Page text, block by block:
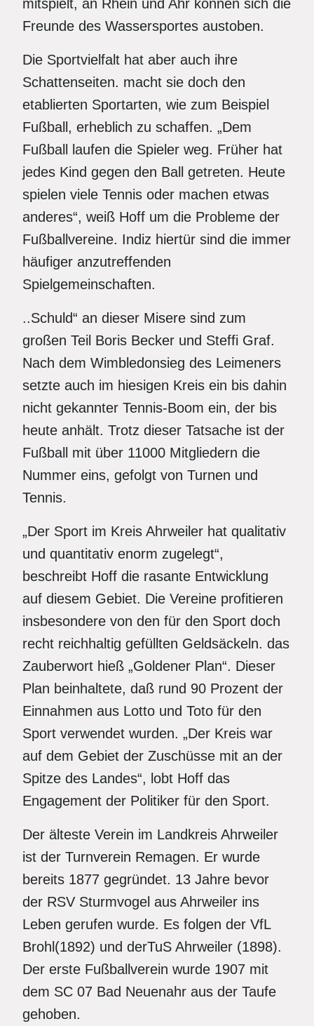
mitspielt, an Rhein und Ahr können sich die
Freunde des Wassersportes austoben.
Die Sportvielfalt hat aber auch ihre
Schattenseiten. macht sie doch den
etablierten Sportarten, wie zum Beispiel
Fußball, erheblich zu schaffen. „Dem
Fußball laufen die Spieler weg. Früher hat
jedes Kind gegen den Ball getreten. Heute
spielen viele Tennis oder machen etwas
anderes“, weiß Hoff um die Probleme der
Fußballvereine. Indiz hiertür sind die immer
häufiger anzutreffenden
Spielgemeinschaften.
..Schuld“ an dieser Misere sind zum
großen Teil Boris Becker und Steffi Graf.
Nach dem Wimbledonsieg des Leimeners
setzte auch im hiesigen Kreis ein bis dahin
nicht gekannter Tennis-Boom ein, der bis
heute anhält. Trotz dieser Tatsache ist der
Fußball mit über 11000 Mitgliedern die
Nummer eins, gefolgt von Turnen und
Tennis.
„Der Sport im Kreis Ahrweiler hat qualitativ
und quantitativ enorm zugelegt“,
beschreibt Hoff die rasante Entwicklung
auf diesem Gebiet. Die Vereine profitieren
insbesondere von den für den Sport doch
recht reichhaltig gefüllten Geldsäckeln. das
Zauberwort hieß „Goldener Plan“. Dieser
Plan beinhaltete, daß rund 90 Prozent der
Einnahmen aus Lotto und Toto für den
Sport verwendet wurden. „Der Kreis war
auf dem Gebiet der Zuschüsse mit an der
Spitze des Landes“, lobt Hoff das
Engagement der Politiker für den Sport.
Der älteste Verein im Landkreis Ahrweiler
ist der Turnverein Remagen. Er wurde
bereits 1877 gegründet. 13 Jahre bevor
der RSV Sturmvogel aus Ahrweiler ins
Leben gerufen wurde. Es folgen der VfL
Brohl(1892) und derTuS Ahrweiler (1898).
Der erste Fußballverein wurde 1907 mit
dem SC 07 Bad Neuenahr aus der Taufe
gehoben.